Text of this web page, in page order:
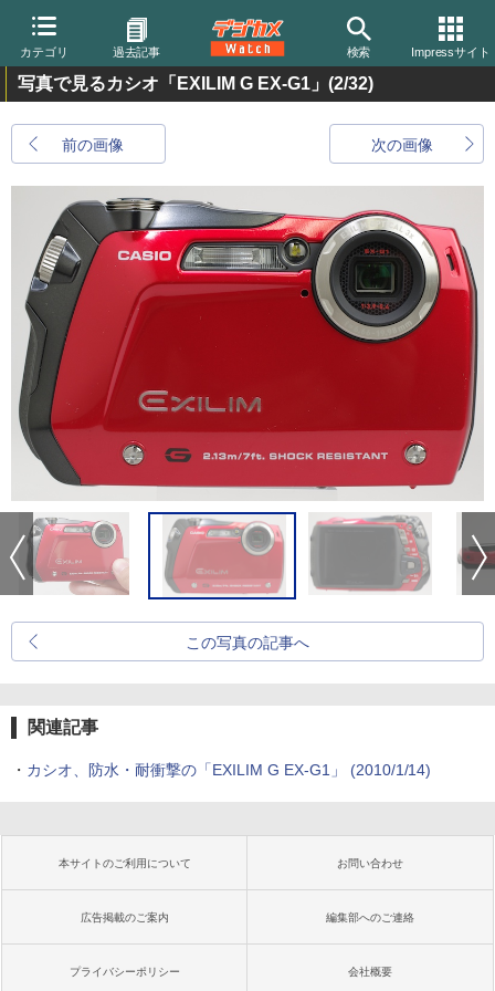
カテゴリ 過去記事 検索 Impressサイト
写真で見るカシオ「EXILIM G EX-G1」 (2/32)
前の画像 次の画像
この写真の記事へ
関連記事
・ カシオ、防水・耐衝撃の「EXILIM G EX-G1」 (2010/1/14)
本サイトのご利用について お問い合わせ
広告掲載のご案内 編集部へのご連絡
プライバシーポリシー 会社概要